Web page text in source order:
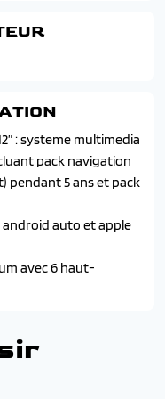
de coffre chrome
indexable a la marche
ajustables et
/ siege
et fonction massage
: systeme multimedia
pack navigation
pendant 5 ans et pack
android auto et apple
avec 6 haut-